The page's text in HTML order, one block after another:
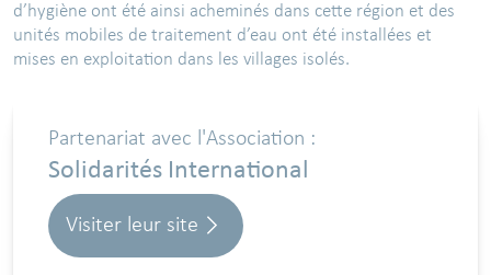
d’hygiène ont été ainsi acheminés dans cette région et des
unités mobiles de traitement d’eau ont été installées et
mises en exploitation dans les villages isolés.
Partenariat avec l'Association :
Solidarités International
Visiter leur site